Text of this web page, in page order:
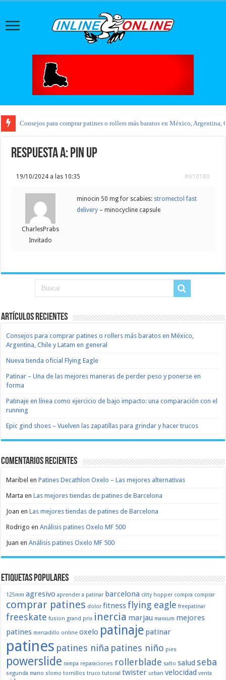
Consejos para comprar patines o rollers más baratos en México, Argentina,
Respuesta a: pin up
19/10/2024 a las 10:35 #610180
CharlesPrabs
Invitado
minocin 50 mg for scabies: stromectol fast
delivery – minocycline capsule
Artículos recientes
Consejos para comprar patines o rollers más baratos en México,
Argentina, Chile y Latam en general
Nueva tienda oficial Flying Eagle
Patinar – Una de las mejores maneras de perder peso y ponerse en
forma
Patinaje en línea como ejercicio de bajo impacto: una comparación con el
running
Epic gind shoes – Vuelven las zapatillas para grindar y hacer trucos
Comentarios recientes
Maribel enPatines Decathlon Oxelo – Las mejores alternativas
Marta enLas mejores tiendas de patines de Barcelona
Joan enLas mejores tiendas de patines de Barcelona
Rodrigo enAnálisis patines Oxelo MF 500
Juan enAnálisis patines Oxelo MF 500
Etiquetas populares
125mm agresivo aprender a patinar barcelona citty hopper compra comprar
comprar patines dolor fitnessflying eagle freepatinar
freeskate fusion grand prix inercia marjau maxxum mejores
patines mercadillo online oxelo patinaje patinar
patines patines niña patines niño pies
powerslide rampa reparaciones rollerblade salto salud seba
segunda mano slomo tornillos truco tutorial twister urban velocidad venta